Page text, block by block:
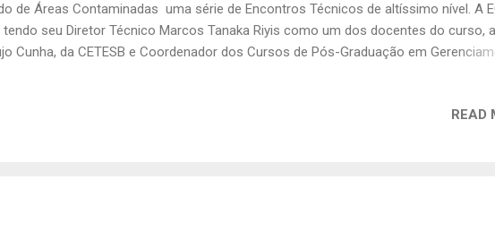
de Áreas Contaminadas uma série de Encontros Técnicos de altíssimo nível. A
seu Diretor Técnico Marcos Tanaka Riyis como um dos docentes do curso,
Cunha, da CETESB e Coordenador dos Cursos de Pós-Graduação em
conceitual adequado; das principais técnicas de investigação existentes eREAD